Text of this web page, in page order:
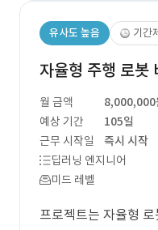
유사도 높음 기간
자율형 주행 로봇
월 금액 8,000,000
예상 기간
105일
근무 시작일
즉시 시작
딥러닝 엔지니어
미드 레벨
프로젝트는 자율형